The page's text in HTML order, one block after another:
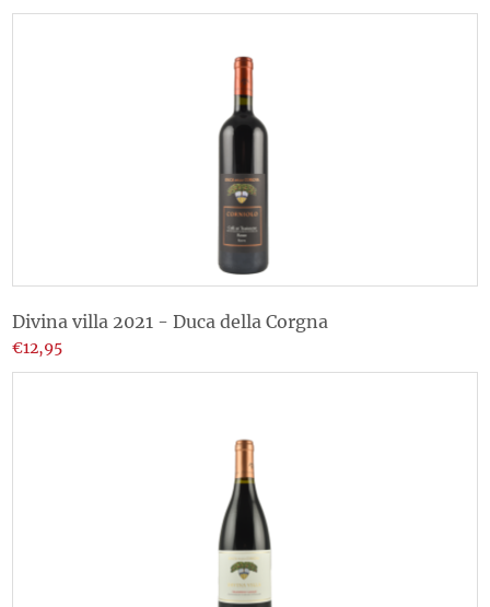
Divina villa 2021 - Duca della Corgna
€12,95